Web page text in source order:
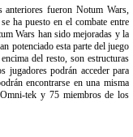
anteriores fueron Notum Wars,
ha puesto en el combate entre
Wars han sido mejoradas y la
potenciado esta parte del juego
del resto, son estructuras
jugadores podrán acceder para
encontrarse en una misma
tek y 75 miembros de los